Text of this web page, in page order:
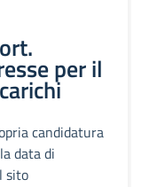
per il
candidatura
data di
sito